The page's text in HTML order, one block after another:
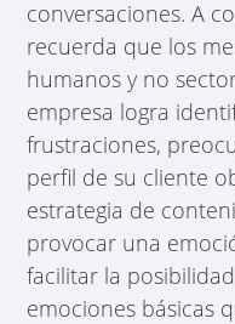
conversaciones. A
recuerda que los
humanos y no
empresa logra
frustraciones,
perfil de su cliente
estrategia de
provocar una
facilitar la
emociones básicas